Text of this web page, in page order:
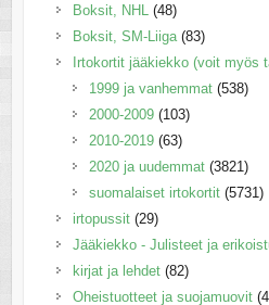
Boksit, NHL
(48)
Boksit, SM-Liiga (83)
Irtokortit jääkiekko (voit myös
1999 ja vanhemmat (538)
2000-2009 (103)
2010-2019 (63)
2020 ja uudemmat (3821)
suomalaiset irtokortit (5731)
irtopussit (29)
Jääkiekko - Julisteet ja
kirjat ja lehdet (82)
Oheistuotteet ja suojamuovit